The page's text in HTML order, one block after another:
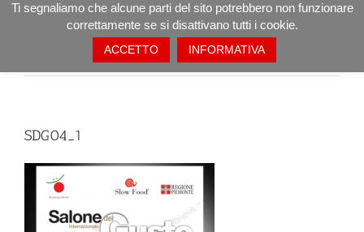
SDG04_1
Ti segnaliamo che alcune parti del sito potrebbero non funzionare
correttamente se si disattivano tutti i cookie.
ACCETTO INFORMATIVA